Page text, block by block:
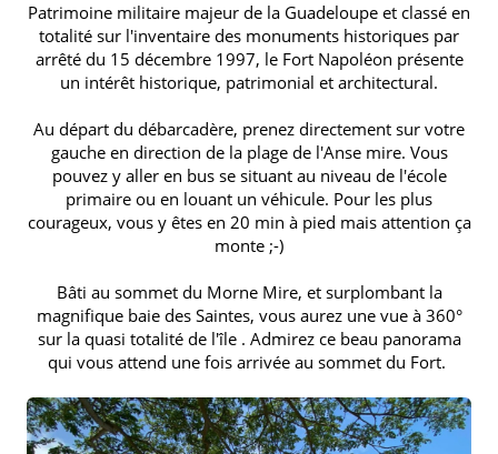
Patrimoine militaire majeur de la Guadeloupe et classé en
totalité sur l'inventaire des monuments historiques par
arrêté du 15 décembre 1997, le Fort Napoléon présente
un intérêt historique, patrimonial et architectural.
Au départ du débarcadère, prenez directement sur votre
gauche en direction de la plage de l'Anse mire. Vous
pouvez y aller en bus se situant au niveau de l'école
primaire ou en louant un véhicule. Pour les plus
courageux, vous y êtes en 20 min à pied mais attention ça
monte ;-)
Bâti au sommet du Morne Mire, et surplombant la
magnifique baie des Saintes, vous aurez une vue à 360°
sur la quasi totalité de l'île . Admirez ce beau panorama
qui vous attend une fois arrivée au sommet du Fort.